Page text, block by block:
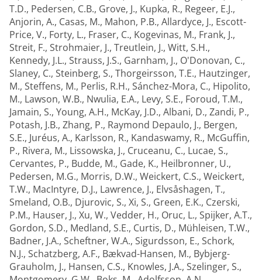
T.D., Pedersen, C.B., Grove, J., Kupka, R., Regeer, E.J.,
Anjorin, A., Casas, M., Mahon, P.B., Allardyce, J., Escott-
Price, V., Forty, L., Fraser, C., Kogevinas, M., Frank, J.,
Streit, F., Strohmaier, J., Treutlein, J., Witt, S.H.,
Kennedy, J.L., Strauss, J.S., Garnham, J., O'Donovan, C.,
Slaney, C., Steinberg, S., Thorgeirsson, T.E., Hautzinger,
M., Steffens, M., Perlis, R.H., Sánchez-Mora, C., Hipolito,
M., Lawson, W.B., Nwulia, E.A., Levy, S.E., Foroud, T.M.,
Jamain, S., Young, A.H., McKay, J.D., Albani, D., Zandi, P.,
Potash, J.B., Zhang, P., Raymond Depaulo, J., Bergen,
S.E., Juréus, A., Karlsson, R., Kandaswamy, R., McGuffin,
P., Rivera, M., Lissowska, J., Cruceanu, C., Lucae, S.,
Cervantes, P., Budde, M., Gade, K., Heilbronner, U.,
Pedersen, M.G., Morris, D.W., Weickert, C.S., Weickert,
T.W., MacIntyre, D.J., Lawrence, J., Elvsåshagen, T.,
Smeland, O.B., Djurovic, S., Xi, S., Green, E.K., Czerski,
P.M., Hauser, J., Xu, W., Vedder, H., Oruc, L., Spijker, A.T.,
Gordon, S.D., Medland, S.E., Curtis, D., Mühleisen, T.W.,
Badner, J.A., Scheftner, W.A., Sigurdsson, E., Schork,
N.J., Schatzberg, A.F., Bækvad-Hansen, M., Bybjerg-
Grauholm, J., Hansen, C.S., Knowles, J.A., Szelinger, S.,